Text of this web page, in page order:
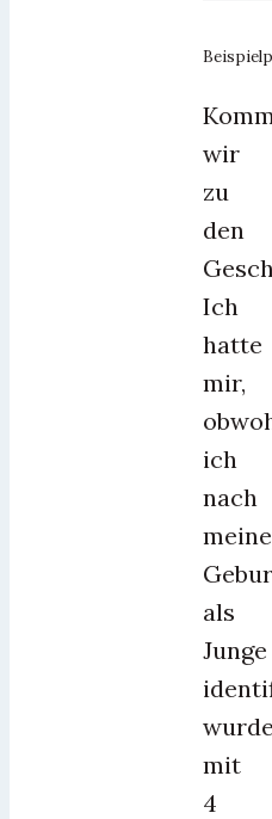
wir
zu
den
Ich
hatte
mir,
ich
nach
als
Junge
mit
4